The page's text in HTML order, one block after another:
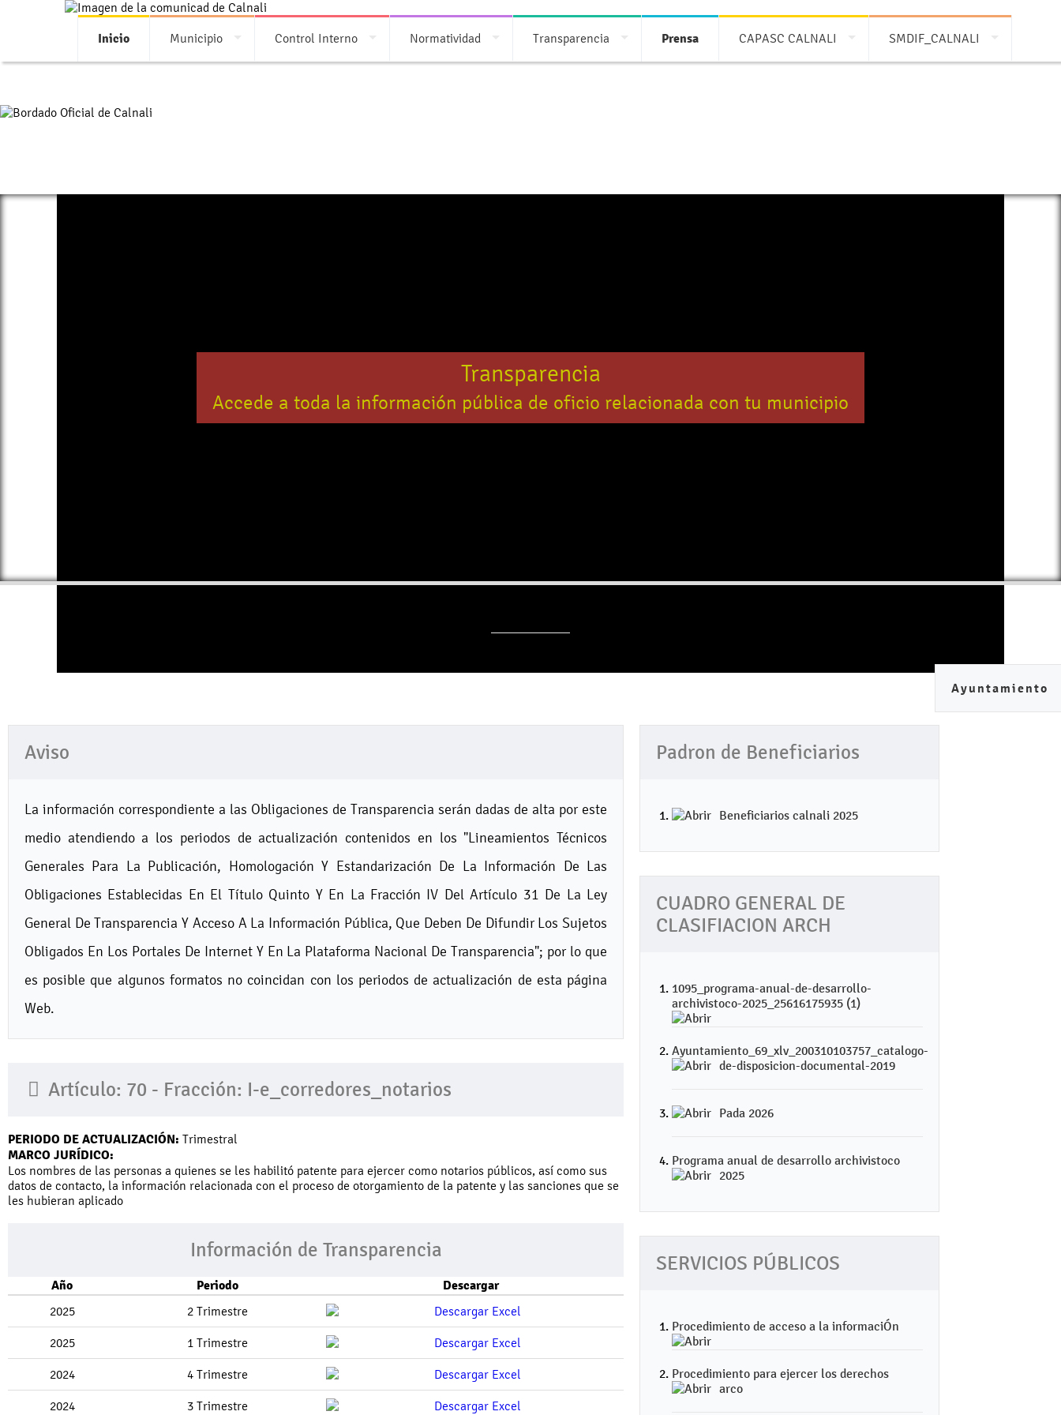
Inicio Municipio Control Interno Normatividad Transparencia Prensa CAPASC CALNALI SMDIF_CALNALI
Transparencia
Accede a toda la información pública de oficio relacionada con tu municipio
Ayuntamiento
Aviso
La información correspondiente a las Obligaciones de Transparencia serán dadas de alta por este
medio atendiendo a los periodos de actualización contenidos en los "Lineamientos Técnicos
Generales Para La Publicación, Homologación Y Estandarización De La Información De Las
Obligaciones Establecidas En El Título Quinto Y En La Fracción IV Del Artículo 31 De La Ley
General De Transparencia Y Acceso A La Información Pública, Que Deben De Difundir Los Sujetos
Obligados En Los Portales De Internet Y En La Plataforma Nacional De Transparencia"; por lo que
es posible que algunos formatos no coincidan con los periodos de actualización de esta página
Web.
Artículo: 70 - Fracción: I-e_corredores_notarios
PERIODO DE ACTUALIZACIÓN: Trimestral
MARCO JURÍDICO:
Los nombres de las personas a quienes se les habilitó patente para ejercer como notarios públicos, así como sus
datos de contacto, la información relacionada con el proceso de otorgamiento de la patente y las sanciones que se
les hubieran aplicado
Información de Transparencia
Año Periodo Descargar
2025 2 Trimestre
2025 1 Trimestre
2024 4 Trimestre
2024 3 Trimestre
Padron de Beneficiarios
Beneficiarios calnali 2025
CUADRO GENERAL DE
CLASIFIACION ARCH
1095_programa-anual-de-desarrollo-
archivistoco-2025_25616175935 (1)
Ayuntamiento_69_xlv_200310103757_catalogo-
de-disposicion-documental-2019
Pada 2026
Programa anual de desarrollo archivistoco
2025
SERVICIOS PÚBLICOS
Procedimiento de acceso a la informaciÓn
Procedimiento para ejercer los derechos
arco